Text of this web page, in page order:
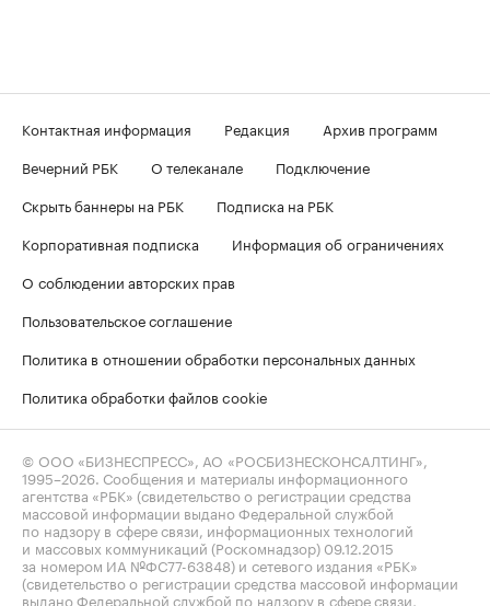
Контактная информация Редакция
Архив программ
Вечерний РБК
О телеканале
Подключение
Скрыть баннеры на РБК
Подписка на РБК
Корпоративная подписка
Информация об ограничениях
О соблюдении авторских прав
Пользовательское соглашение
Политика в отношении обработки персональных данных
Политика обработки файлов cookie
© ООО «БИЗНЕСПРЕСС», АО «РОСБИЗНЕСКОНСАЛТИНГ»,
1995–2026 . Сообщения и материалы информационного
агентства «РБК» (свидетельство о регистрации средства
массовой информации выдано Федеральной службой
по надзору в сфере связи, информационных технологий
и массовых коммуникаций (Роскомнадзор) 09.12.2015
за номером ИА №ФС77-63848) и сетевого издания «РБК»
(свидетельство о регистрации средства массовой информации
выдано Федеральной службой по надзору в сфере связи,